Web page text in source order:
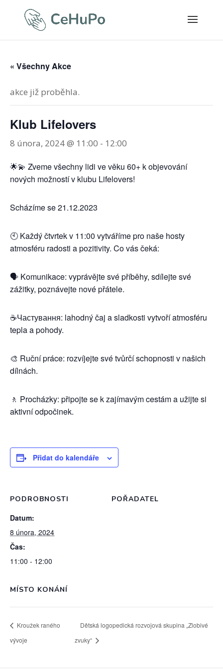
« Všechny Akce
akce již proběhla.
Klub Lifelovers
8 února, 2024 @ 11:00 - 12:00
🌟💫 Zveme všechny lidi ve věku 60+ k objevování
nových možností v klubu Lifelovers!
Scházíme se 21.12.2023
🕙 Každý čtvrtek v 11:00 vytváříme pro naše hosty
atmosféru radosti a pozitivity. Co vás čeká:
🗣️ Komunikace: vyprávějte své příběhy, sdílejte své
zážitky, poznávejte nové přátele.
☕️Частування: lahodný čaj a sladkosti vytvoří atmosféru
tepla a pohody.
🎨 Ruční práce: rozvíjejte své tvůrčí schopnosti v našich
dílnách.
🚶 Procházky: připojte se k zajímavým cestám a užijte si
aktivní odpočinek.
Přidat do kalendáře
PODROBNOSTI
Datum:
8 února, 2024
Čas:
11:00 - 12:00
POŘADATEL
MÍSTO KONÁNÍ
Kroužek raného
vývoje
Dětská logopedická rozvojová skupina „Zlobivé
zvuky“